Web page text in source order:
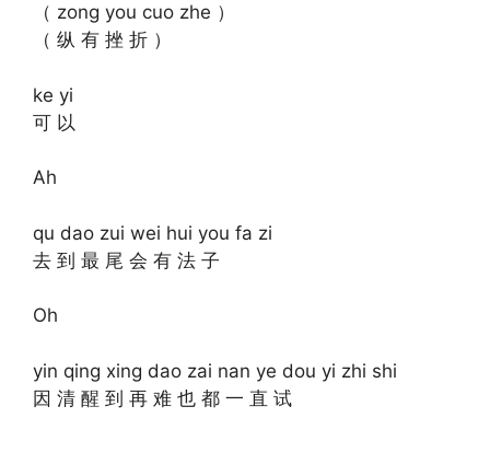
（ zong you cuo zhe ）
（ 纵 有 挫 折 ）
ke yi
可 以
Ah
qu dao zui wei hui you fa zi
去 到 最 尾 会 有 法 子
Oh
yin qing xing dao zai nan ye dou yi zhi shi
因 清 醒 到 再 难 也 都 一 直 试